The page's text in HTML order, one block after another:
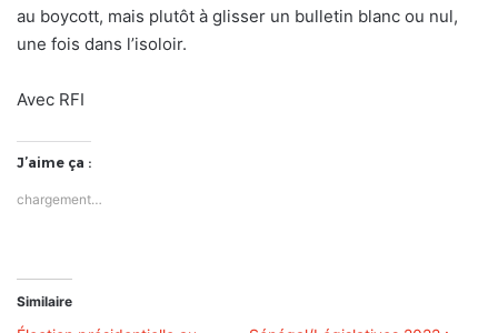
au boycott, mais plutôt à glisser un bulletin blanc ou nul,
une fois dans l’isoloir.
Avec RFI
J’aime ça :
chargement…
Similaire